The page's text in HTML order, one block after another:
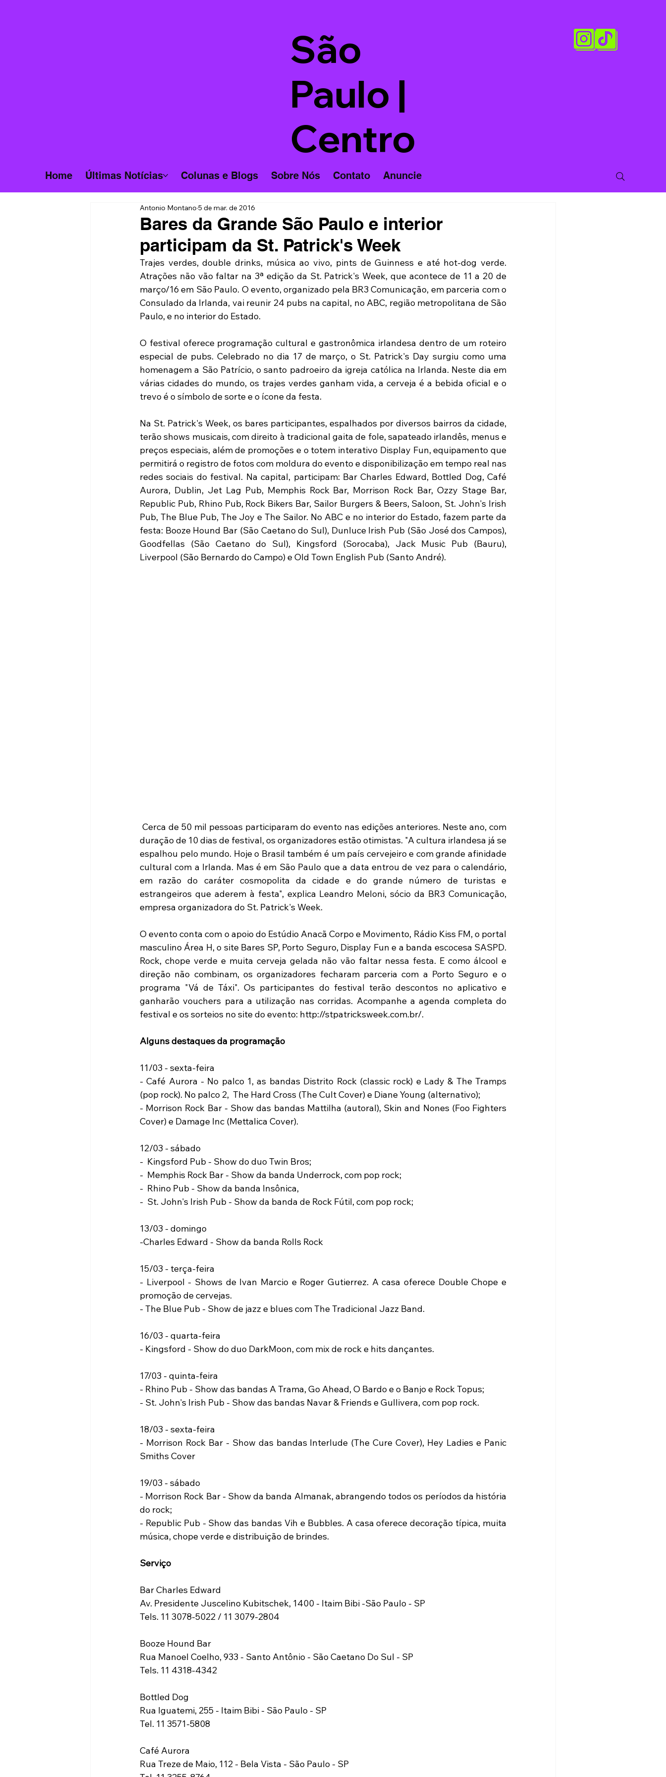
São
Paulo |
Centro
Home Últimas Notícias Colunas e Blogs Sobre Nós Contato Anuncie
Bares da Grande São Paulo e interior
participam da St. Patrick's Week
Antonio Montano 5 de mar. de 2016
Trajes verdes, double drinks, música ao vivo, pints de Guinness e até hot-dog verde.
Atrações não vão faltar na 3ª edição da St. Patrick's Week, que acontece de 11 a 20 de
março/16 em São Paulo. O evento, organizado pela BR3 Comunicação, em parceria com o
Consulado da Irlanda, vai reunir 24 pubs na capital, no ABC, região metropolitana de São
Paulo, e no interior do Estado.
O festival oferece programação cultural e gastronômica irlandesa dentro de um roteiro
especial de pubs. Celebrado no dia 17 de março, o St. Patrick's Day surgiu como uma
homenagem a São Patrício, o santo padroeiro da igreja católica na Irlanda. Neste dia em
várias cidades do mundo, os trajes verdes ganham vida, a cerveja é a bebida oficial e o
trevo é o símbolo de sorte e o ícone da festa.
Na St. Patrick's Week, os bares participantes, espalhados por diversos bairros da cidade,
terão shows musicais, com direito à tradicional gaita de fole, sapateado irlandês, menus e
preços especiais, além de promoções e o totem interativo Display Fun, equipamento que
permitirá o registro de fotos com moldura do evento e disponibilização em tempo real nas
redes sociais do festival. Na capital, participam: Bar Charles Edward, Bottled Dog, Café
Aurora, Dublin, Jet Lag Pub, Memphis Rock Bar, Morrison Rock Bar, Ozzy Stage Bar,
Republic Pub, Rhino Pub, Rock Bikers Bar, Sailor Burgers & Beers, Saloon, St. John's Irish
Pub, The Blue Pub, The Joy e The Sailor. No ABC e no interior do Estado, fazem parte da
festa: Booze Hound Bar (São Caetano do Sul), Dunluce Irish Pub (São José dos Campos),
Goodfellas (São Caetano do Sul), Kingsford (Sorocaba), Jack Music Pub (Bauru),
Liverpool (São Bernardo do Campo) e Old Town English Pub (Santo André).
duração de 10 dias de festival, os organizadores estão otimistas. "A cultura irlandesa já se
espalhou pelo mundo. Hoje o Brasil também é um país cervejeiro e com grande afinidade
cultural com a Irlanda. Mas é em São Paulo que a data entrou de vez para o calendário,
em razão do caráter cosmopolita da cidade e do grande número de turistas e
estrangeiros que aderem à festa", explica Leandro Meloni, sócio da BR3 Comunicação,
empresa organizadora do St. Patrick's Week.
O evento conta com o apoio do Estúdio Anacã Corpo e Movimento, Rádio Kiss FM, o portal
masculino Área H, o site Bares SP, Porto Seguro, Display Fun e a banda escocesa SASPD.
Rock, chope verde e muita cerveja gelada não vão faltar nessa festa. E como álcool e
direção não combinam, os organizadores fecharam parceria com a Porto Seguro e o
programa "Vá de Táxi". Os participantes do festival terão descontos no aplicativo e
ganharão vouchers para a utilização nas corridas. Acompanhe a agenda completa do
festival e os sorteios no site do evento: http://stpatricksweek.com.br/.
Alguns destaques da programação
11/03 - sexta-feira
- Café Aurora - No palco 1, as bandas Distrito Rock (classic rock) e Lady & The Tramps
(pop rock). No palco 2,  The Hard Cross (The Cult Cover) e Diane Young (alternativo);
- Morrison Rock Bar - Show das bandas Mattilha (autoral), Skin and Nones (Foo Fighters
Cover) e Damage Inc (Mettalica Cover).
12/03 - sábado
-  Kingsford Pub - Show do duo Twin Bros;
-  Memphis Rock Bar - Show da banda Underrock, com pop rock;
-  Rhino Pub - Show da banda Insônica,
-  St. John's Irish Pub - Show da banda de Rock Fútil, com pop rock;
13/03 - domingo
-Charles Edward - Show da banda Rolls Rock
15/03 - terça-feira
- Liverpool - Shows de Ivan Marcio e Roger Gutierrez. A casa oferece Double Chope e
promoção de cervejas.
- The Blue Pub - Show de jazz e blues com The Tradicional Jazz Band.
16/03 - quarta-feira
- Kingsford - Show do duo DarkMoon, com mix de rock e hits dançantes.
17/03 - quinta-feira
- Rhino Pub - Show das bandas A Trama, Go Ahead, O Bardo e o Banjo e Rock Topus;
- St. John's Irish Pub - Show das bandas Navar & Friends e Gullivera, com pop rock.
18/03 - sexta-feira
- Morrison Rock Bar - Show das bandas Interlude (The Cure Cover), Hey Ladies e Panic
Smiths Cover
19/03 - sábado
- Morrison Rock Bar - Show da banda Almanak, abrangendo todos os períodos da história
do rock;
- Republic Pub - Show das bandas Vih e Bubbles. A casa oferece decoração típica, muita
música, chope verde e distribuição de brindes.
Serviço
Bar Charles Edward
Av. Presidente Juscelino Kubitschek, 1400 - Itaim Bibi -São Paulo - SP
Tels. 11 3078-5022 / 11 3079-2804
Booze Hound Bar
Rua Manoel Coelho, 933 - Santo Antônio - São Caetano Do Sul - SP
Tels. 11 4318-4342
Bottled Dog
Rua Iguatemi, 255 - Itaim Bibi - São Paulo - SP
Tel. 11 3571-5808
Café Aurora
Rua Treze de Maio, 112 - Bela Vista - São Paulo - SP